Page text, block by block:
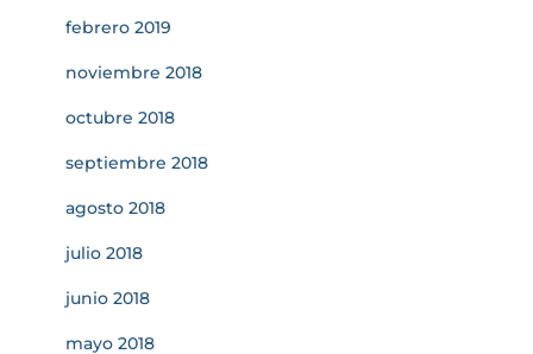
febrero 2019
noviembre 2018
octubre 2018
septiembre 2018
agosto 2018
julio 2018
junio 2018
mayo 2018